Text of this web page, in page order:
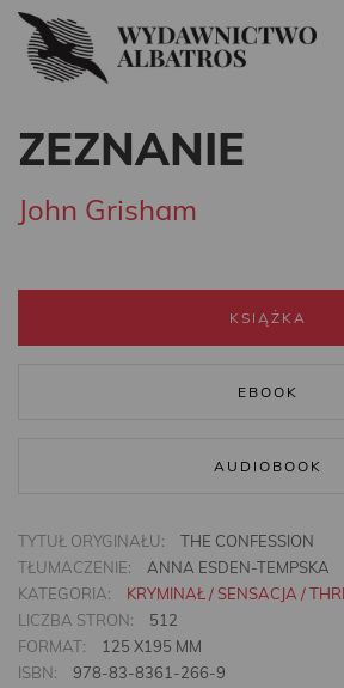
ZEZNANIE
John Grisham
KSIĄŻKA
EBOOK
AUDIOBOOK
TYTUŁ ORYGINAŁU:
THE CONFESSION
TŁUMACZENIE:
ANNA ESDEN-TEMPSKA
KATEGORIA:
KRYMINAŁ / SENSACJA /
LICZBA STRON:
512
FORMAT:
125 X195 MM
ISBN:
978-83-8361-266-9